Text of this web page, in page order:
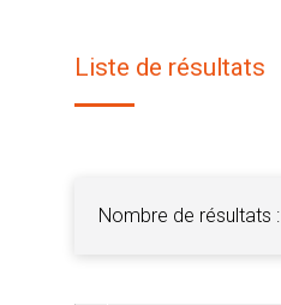
Liste de résultats
Nombre de résultats :